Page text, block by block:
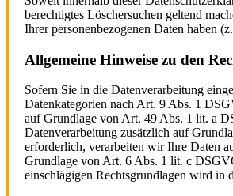
berechtigtes Löschersuchen geltend
Ihrer personenbezogenen Daten haben
Allgemeine Hinweise zu den
Sofern Sie in die Datenverarbeitung
Datenkategorien nach Art. 9 Abs. 1
auf Grundlage von Art. 49 Abs. 1 lit. a
Datenverarbeitung zusätzlich auf
erforderlich, verarbeiten wir Ihre Daten
Grundlage von Art. 6 Abs. 1 lit. c
einschlägigen Rechtsgrundlagen wird in